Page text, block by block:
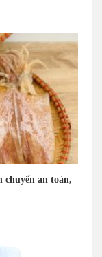
chuyển an toàn,